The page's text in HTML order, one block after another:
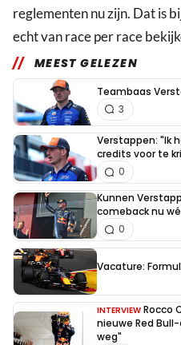
reglementen nu zijn. Dat is
echt van race per race
MEEST GELEZEN
Teambaas
3
Verstappen: "Ik
credits voor te
0
Kunnen
comeback nu
0
Vacature:
INTERVIEW Rocco
nieuwe Red
weg"